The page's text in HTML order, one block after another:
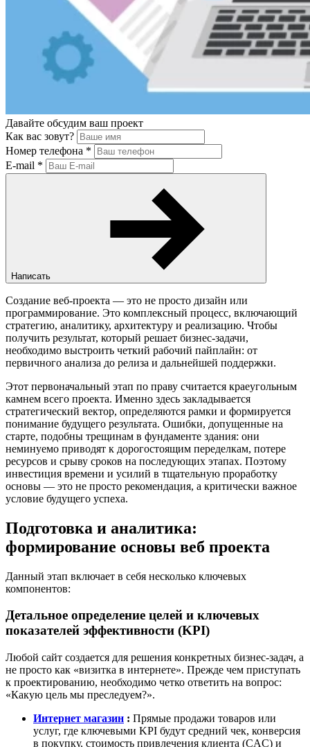
Давайте обсудим ваш проект
Как вас зовут?
Номер телефона *
E-mail *
Написать
Создание веб-проекта — это не просто дизайн или
программирование. Это комплексный процесс, включающий
стратегию, аналитику, архитектуру и реализацию. Чтобы
получить результат, который решает бизнес-задачи,
необходимо выстроить четкий рабочий пайплайн: от
первичного анализа до релиза и дальнейшей поддержки.
Этот первоначальный этап по праву считается краеугольным
камнем всего проекта. Именно здесь закладывается
стратегический вектор, определяются рамки и формируется
понимание будущего результата. Ошибки, допущенные на
старте, подобны трещинам в фундаменте здания: они
неминуемо приводят к дорогостоящим переделкам, потере
ресурсов и срыву сроков на последующих этапах. Поэтому
инвестиция времени и усилий в тщательную проработку
основы — это не просто рекомендация, а критически важное
условие будущего успеха.
Подготовка и аналитика:
формирование основы веб проекта
Данный этап включает в себя несколько ключевых
компонентов:
Детальное определение целей и ключевых
показателей эффективности (KPI)
Любой сайт создается для решения конкретных бизнес-задач, а
не просто как «визитка в интернете». Прежде чем приступать
к проектированию, необходимо четко ответить на вопрос:
«Какую цель мы преследуем?».
Интернет магазин : Прямые продажи товаров или
услуг, где ключевыми KPI будут средний чек, конверсия
в покупку, стоимость привлечения клиента (CAC) и